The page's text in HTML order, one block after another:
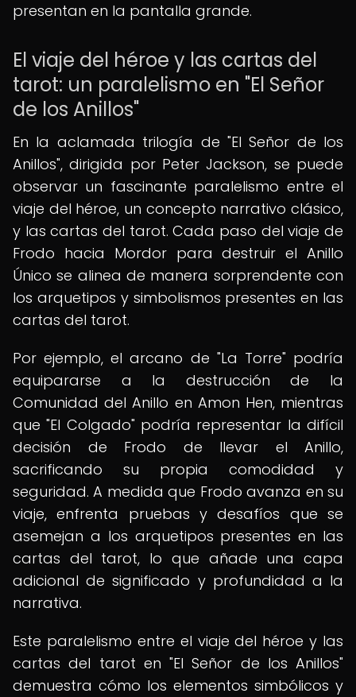
presentan en la pantalla grande.
El viaje del héroe y las cartas del
tarot: un paralelismo en "El Señor
de los Anillos"
En la aclamada trilogía de "El Señor de los
Anillos", dirigida por Peter Jackson, se puede
observar un fascinante paralelismo entre el
viaje del héroe, un concepto narrativo clásico,
y las cartas del tarot. Cada paso del viaje de
Frodo hacia Mordor para destruir el Anillo
Único se alinea de manera sorprendente con
los arquetipos y simbolismos presentes en las
cartas del tarot.
Por ejemplo, el arcano de "La Torre" podría
equipararse a la destrucción de la
Comunidad del Anillo en Amon Hen, mientras
que "El Colgado" podría representar la difícil
decisión de Frodo de llevar el Anillo,
sacrificando su propia comodidad y
seguridad. A medida que Frodo avanza en su
viaje, enfrenta pruebas y desafíos que se
asemejan a los arquetipos presentes en las
cartas del tarot, lo que añade una capa
adicional de significado y profundidad a la
narrativa.
Este paralelismo entre el viaje del héroe y las
cartas del tarot en "El Señor de los Anillos"
demuestra cómo los elementos simbólicos y